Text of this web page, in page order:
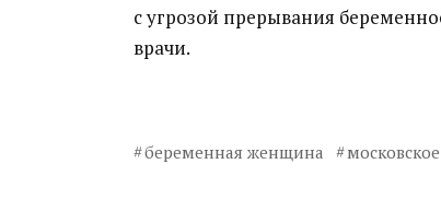
с угрозой прерывания
врачи.
беременная женщина